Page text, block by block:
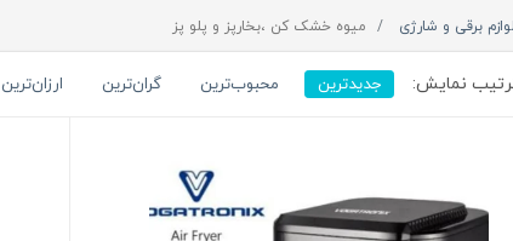
برقی و شارژی میوه خشک کن ،بخارپز و پلو پز
نمایش: جدیدترین محبوب‌ترین گران‌ترین ارزان‌ترین